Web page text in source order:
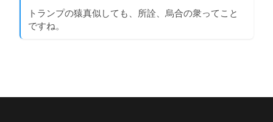
トランプの猿真似しても、所詮、烏合の衆ってこと
ですね。